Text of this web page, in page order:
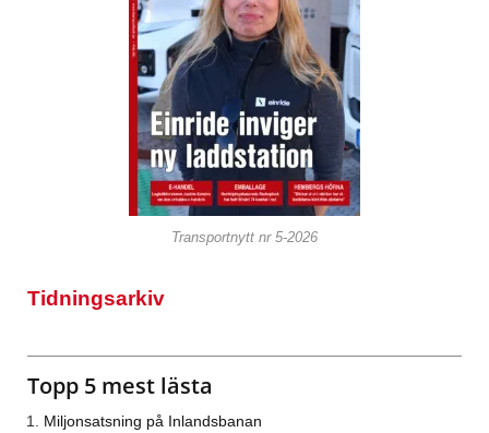
Transportnytt nr 5-2026
Tidningsarkiv
Topp 5 mest lästa
Miljonsatsning på Inlandsbanan